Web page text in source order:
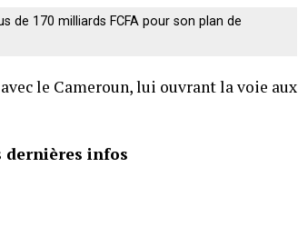
de 170 milliards FCFA pour son plan de
le Cameroun, lui ouvrant la voie aux
dernières infos